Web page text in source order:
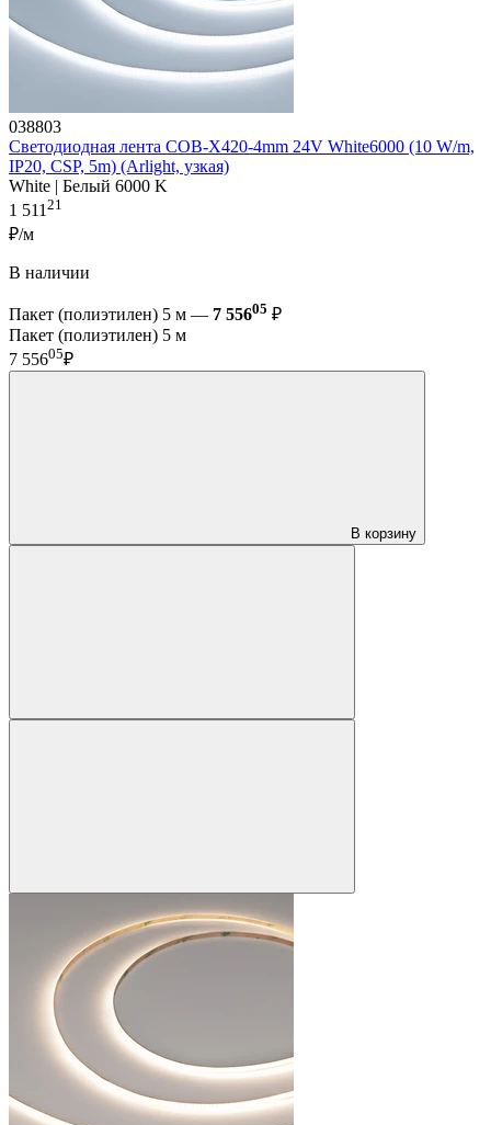
038803
Светодиодная лента COB-X420-4mm 24V White6000 (10 W/m,
IP20, CSP, 5m) (Arlight, узкая)
White | Белый 6000 K
1 51121
₽/м
В наличии
Пакет (полиэтилен) 5 м — 7 55605 ₽
Пакет (полиэтилен) 5 м
7 55605₽
В корзину